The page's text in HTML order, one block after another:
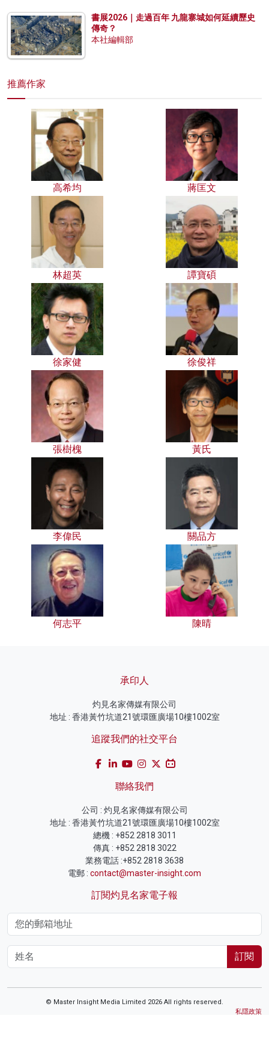
書展2026｜走過百年 九龍寨城如何延續歷史
傳奇？
本社編輯部
推薦作家
高希均 蔣匡文
林超英 譚寶碩
徐家健 徐俊祥
張樹槐 黃氏
李偉民 關品方
何志平 陳晴
承印人
灼見名家傳媒有限公司
地址 : 香港黃竹坑道21號環匯廣場10樓1002室
追蹤我們的社交平台
聯絡我們
公司 : 灼見名家傳媒有限公司
地址 : 香港黃竹坑道21號環匯廣場10樓1002室
總機 : +852 2818 3011
傳真 : +852 2818 3022
業務電話 :+852 2818 3638
電郵 : contact@master-insight.com
訂閱灼見名家電子報
訂閱
© Master Insight Media Limited 2026 All rights reserved.
私隱政策